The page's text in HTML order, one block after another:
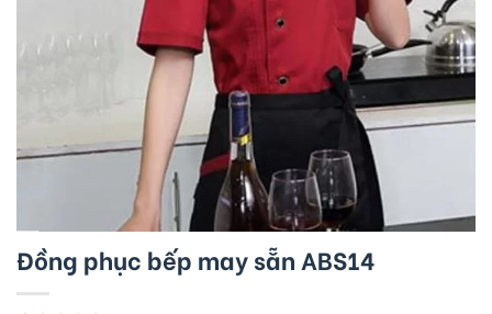
Đồng phục bếp may sẵn ABS14